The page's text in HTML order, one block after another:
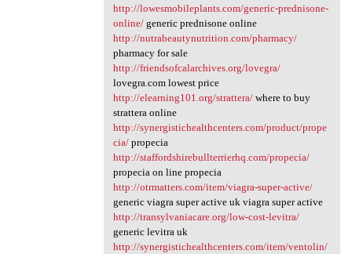
http://lowesmobileplants.com/generic-prednisone-
online/generic prednisone online
http://nutrabeautynutrition.com/pharmacy/
pharmacy for sale
http://friendsofcalarchives.org/lovegra/
lovegra.com lowest price
http://elearning101.org/strattera/where to buy
strattera online
http://synergistichealthcenters.com/product/prope
cia/propecia
http://staffordshirebullterrierhq.com/propecia/
propecia on line propecia
http://otrmatters.com/item/viagra-super-active/
generic viagra super active uk viagra super active
http://transylvaniacare.org/low-cost-levitra/
generic levitra uk
http://synergistichealthcenters.com/item/ventolin/